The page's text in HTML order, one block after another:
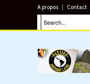
A propos Contact